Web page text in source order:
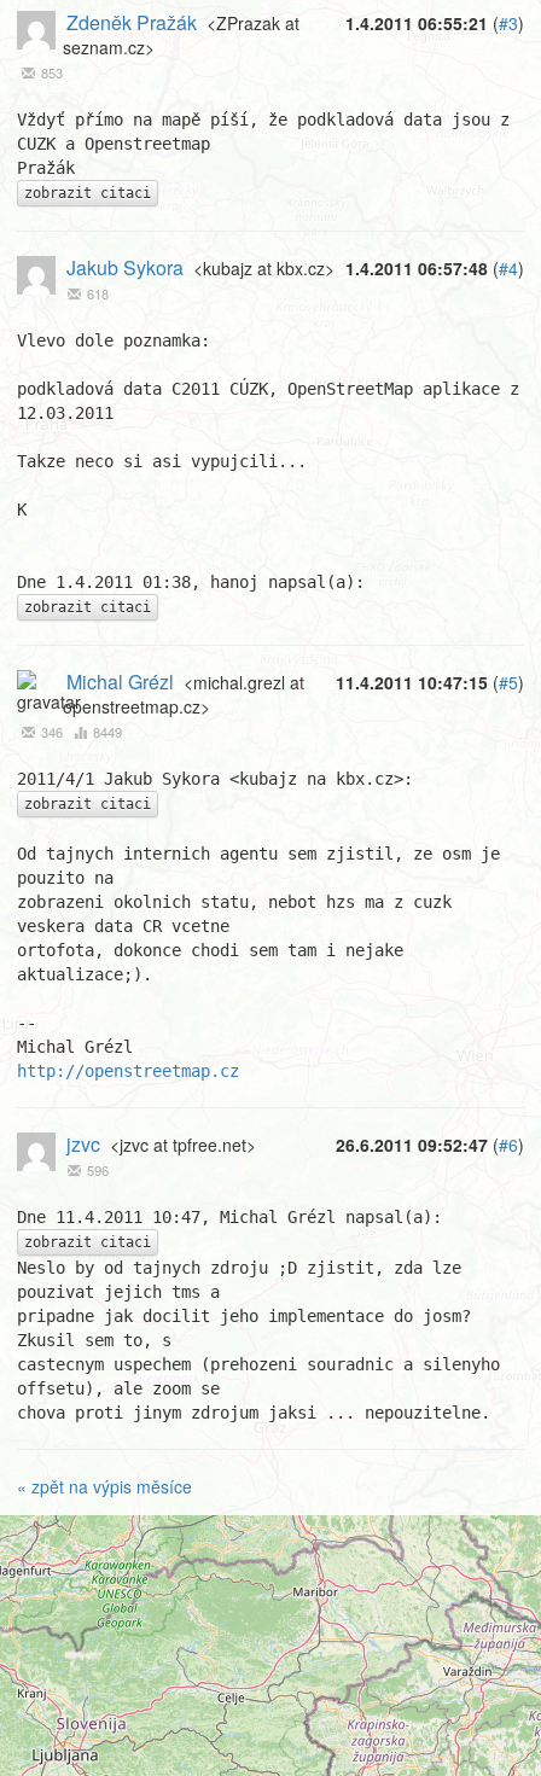
1.4.2011 06:55:21 (#3)
Zdeněk Pražák <ZPrazak at
seznam.cz>
853
Vždyť přímo na mapě píší, že podkladová data jsou z
CUZK a Openstreetmap
zobrazit citaci
1.4.2011 06:57:48 (#4)
Jakub Sykora <kubajz at kbx.cz>
618
Vlevo dole poznamka:
podkladová data C2011 CÚZK, OpenStreetMap aplikace z
12.03.2011
Takze neco si asi vypujcili...
K
zobrazit citaci
11.4.2011 10:47:15 (#5)
Michal Grézl <michal.grezl at
openstreetmap.cz>
346 8449
zobrazit citaci
Od tajnych internich agentu sem zjistil, ze osm je
pouzito na
zobrazeni okolnich statu, nebot hzs ma z cuzk
veskera data CR vcetne
ortofota, dokonce chodi sem tam i nejake
aktualizace;).
--
http://openstreetmap.cz
26.6.2011 09:52:47 (#6)
jzvc <jzvc at tpfree.net>
596
zobrazit citaci
Neslo by od tajnych zdroju ;D zjistit, zda lze
pouzivat jejich tms a
pripadne jak docilit jeho implementace do josm?
Zkusil sem to, s
castecnym uspechem (prehozeni souradnic a silenyho
offsetu), ale zoom se
chova proti jinym zdrojum jaksi ... nepouzitelne.
« zpět na výpis měsíce